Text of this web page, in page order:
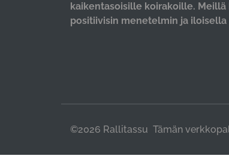
kaikentasoisille koirakoille.
positiivisin menetelmin ja
©2026 Rallitassu Tämän